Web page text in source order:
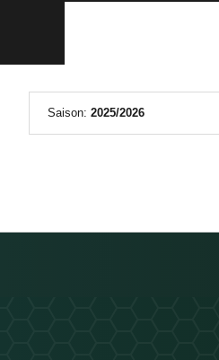
Saison: 2025/2026